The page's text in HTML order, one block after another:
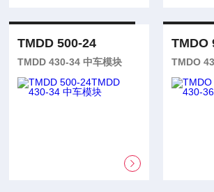
TMDD 500-24
TMDD 430-34 中车模块
TMDO
TMDO